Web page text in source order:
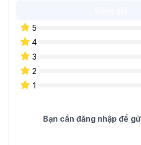
5
4
3
2
1
Bạn cần đăng nhập để